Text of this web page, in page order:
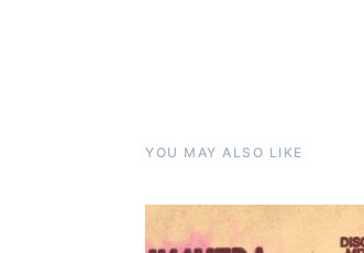
YOU MAY ALSO LIKE